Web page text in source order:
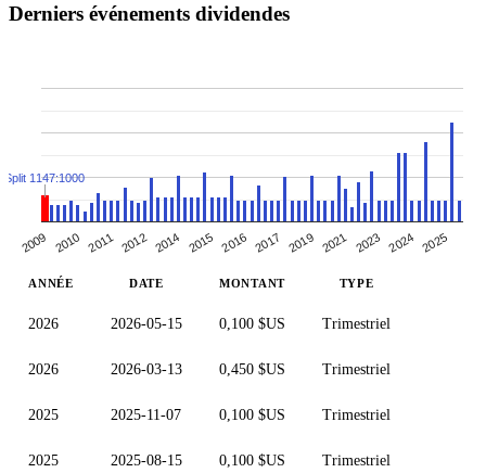
Derniers événements dividendes
2009 2010 2011 2012 2014 2015 2016 2017 2019 2021 2023 2024 2025
Split 1147:1000
ANNÉE DATE MONTANT TYPE
2026 2026-05-15 0,100 $US Trimestriel
2026 2026-03-13 0,450 $US Trimestriel
2025 2025-11-07 0,100 $US Trimestriel
2025 2025-08-15 0,100 $US Trimestriel